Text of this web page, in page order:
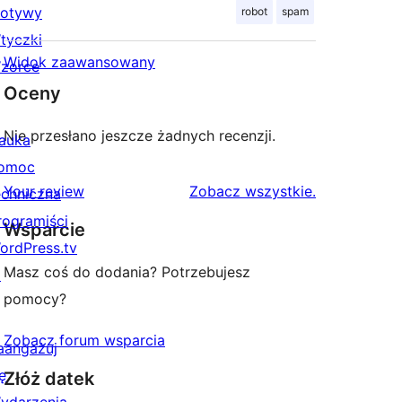
robot spam
Widok zaawansowany
Oceny
Nie przesłano jeszcze żadnych recenzji.
Your review Zobacz wszystkierecenzje
.
Wsparcie
Masz coś do dodania? Potrzebujesz
pomocy?
Zobacz forum wsparcia
Złóż datek